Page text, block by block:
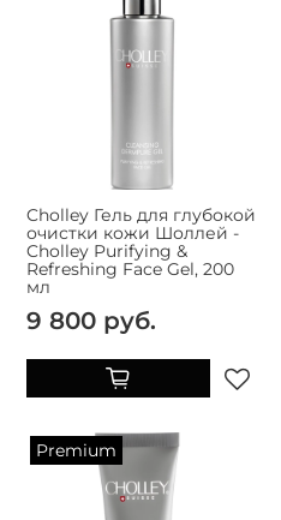
Cholley Гель для глубокой
очистки кожи Шоллей -
Cholley Purifying &
Refreshing Face Gel, 200
мл
9 800 руб.
Premium